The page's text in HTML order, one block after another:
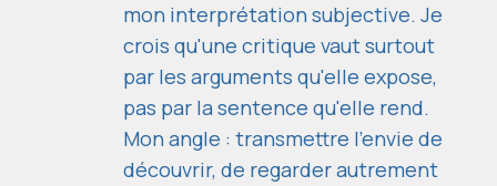
mon interprétation subjective. Je
crois qu'une critique vaut surtout
par les arguments qu'elle expose,
pas par la sentence qu'elle rend.
Mon angle : transmettre l'envie de
découvrir, de regarder autrement